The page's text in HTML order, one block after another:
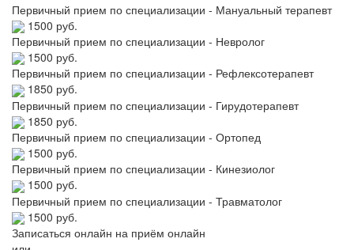
Первичный прием по специализации - Мануальный терапевт
1500 руб.
Первичный прием по специализации - Невролог
1500 руб.
Первичный прием по специализации - Рефлексотерапевт
1850 руб.
Первичный прием по специализации - Гирудотерапевт
1850 руб.
Первичный прием по специализации - Ортопед
1500 руб.
Первичный прием по специализации - Кинезиолог
1500 руб.
Первичный прием по специализации - Травматолог
1500 руб.
Записаться онлайн на приём онлайн